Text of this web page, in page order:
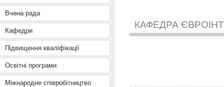
Вчена рада
Кафедри
Підвищення кваліфікації
Освітні програми
Міжнародне співробітництво
КАФЕДРА